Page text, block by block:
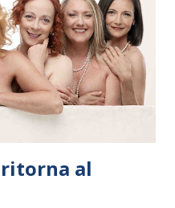
il piacere di applaudire i
Philharmonic per la quarta
da Kristjan Järvi (affiancato
ritorna al